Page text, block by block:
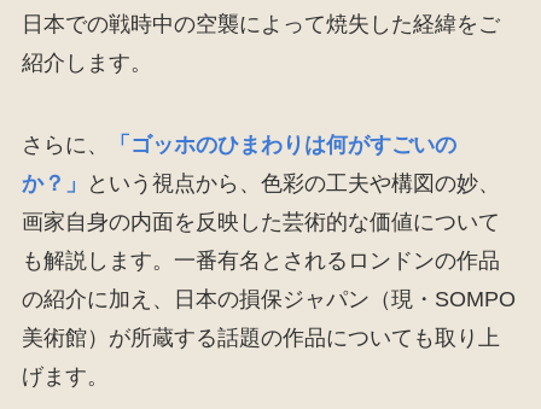
日本での戦時中の空襲によって焼失した経緯をご
紹介します。
さらに、
「ゴッホのひまわりは何がすごいの
か？」
という視点から、色彩の工夫や構図の妙、
画家自身の内面を反映した芸術的な価値について
も解説します。一番有名とされるロンドンの作品
の紹介に加え、日本の損保ジャパン（現・SOMPO
美術館）が所蔵する話題の作品についても取り上
げます。